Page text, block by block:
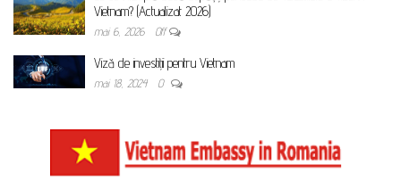
Vietnam? (Actualizat 2026)
mai 6, 2026 Off
Viză de investiții pentru Vietnam
mai 18, 2024 0